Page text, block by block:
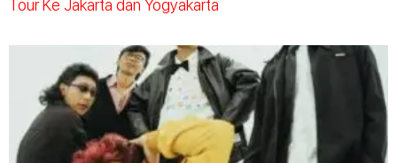
Tour Ke Jakarta dan Yogyakarta